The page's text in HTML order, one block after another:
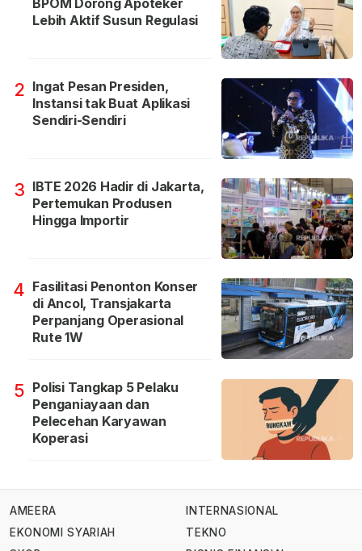
Lebih Aktif Susun Regulasi
2 Ingat Pesan Presiden,
Instansi tak Buat Aplikasi
Sendiri-Sendiri
3 IBTE 2026 Hadir di Jakarta,
Pertemukan Produsen
Hingga Importir
4 Fasilitasi Penonton Konser
di Ancol, Transjakarta
Perpanjang Operasional
Rute 1W
5 Polisi Tangkap 5 Pelaku
Penganiayaan dan
Pelecehan Karyawan
Koperasi
AMEERA
EKONOMI SYARIAH
INTERNASIONAL
TEKNO